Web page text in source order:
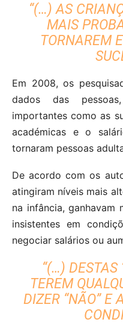
“(…) AS
MAIS
TORNAREM
Em 2008, os
dados das
importantes como as
académicas e o
tornaram pessoas
De acordo com os
atingiram níveis mais
na infância, ganhavam
insistentes em
negociar salários ou
“(…) DESTAS
TEREM
DIZER “NÃO” E